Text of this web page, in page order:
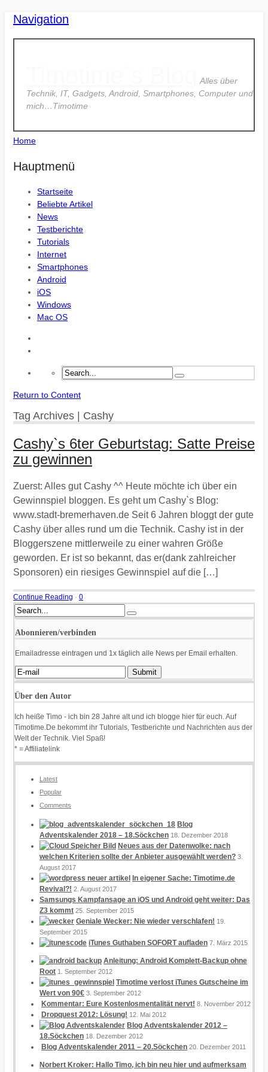
Navigation
Alles über
Technik, IT, Gadgets, Android, Smartphones, Computer und
mich…Timotime
Home
Hauptmenü
Startseite
Beliebte Artikel
News
Testberichte
Tutorials
Internet
Smartphones
Android
iOS
Windows
Mac OS
Return to Content
Tag Archives | Cashy
Cashy`s 6ter Geburtstag: Satte Preise
zu gewinnen
Zuerst: Alles gut Cashy ^^ Heute möchte ich über ein
Gewinnspiel bloggen. Es geht um Cashy`s Blog:
www.stadt-bremerhaven.de Seit 6 Jahren bloggt der gute
Cashy über alles rund um die Technik. Cashy ist in der
Bloggerszene mittlerweile zu einer wahren Größe
geworden. Er ist so bekannt, das er(dank zahlreicher
Sponsoren) ein riesiges Gewinnspiel auf die […]
Continue Reading · 0
Abonnieren/verbinden
Emailadresse eintragen und 1x täglich alle News per Email erhalten.
Über den Autor
Ich heiße Timo - ich bin 28 Jahre alt und ich blogge hier für euch. Auf
Timotime.De bekommt ihr Tutorials, Testberichte und Nachrichten aus der
Welt der Technik. Viel Spaß!
* = Affiliatelink
Latest
Popular
Comments
Blog
Adventskalender 2018 – 18.Söckchen 18. Dezember 2018
Neues aus der Datenwolke: nach
welchen Kriterien sollte der Anbieter ausgewählt werden? 3.
August 2017
In eigener Sache: Timotime.de
Revival?! 2. August 2017
Samsungs Kampfansage an iOS und Android geht weiter: Das
Z3 kommt 25. September 2015
Geniale Wecker: Nie wieder verschlafen! 19.
September 2015
iTunes Guthaben SOFORT aufladen 7. März 2015
Anleitung: Android Komplett-Backup ohne
Root 1. September 2012
Timotime verlost iTunes Gutscheine im
Wert von 90€ 3. September 2012
Kommentar: Eure Kostenlosmentalität nervt! 8. November 2012
Dropquest 2012: Lösung! 12. Mai 2012
Blog Adventskalender 2012 –
18.Söckchen 18. Dezember 2012
Blog Adventskalender 2011 – 20.Söckchen 20. Dezember 2011
Norbert Kroker: Hallo Timo, ich bin neu hier und aufmerksam